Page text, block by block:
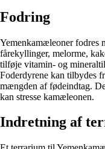
Fodring
Yemenkamæleoner fodres
fårekyllinger, melorme,
tilføje vitamin- og
Foderdyrene kan tilbydes
mængden af fødeindtag.
kan stresse kamæleonen.
Indretning af